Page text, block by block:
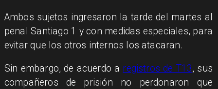
Ambos sujetos ingresaron la tarde del martes al
penal Santiago 1 y con medidas especiales, para
evitar que los otros internos los atacaran.
Sin embargo, de acuerdo a registros de T13, sus
compañeros de prisión no perdonaron que